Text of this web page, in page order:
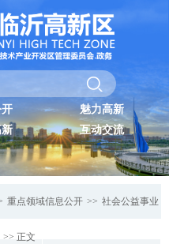
魅力高新
互动交流
重点领域信息公开 >> 社会公益事业
>> 正文